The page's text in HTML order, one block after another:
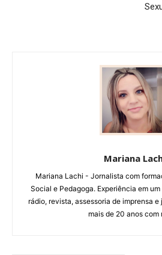
Mariana
Mariana Lachi - Jornalista com
Social e Pedagoga. Experiência em
rádio, revista, assessoria de imprensa e
mais de 20 anos com